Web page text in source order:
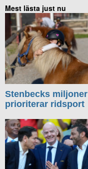
Mest lästa just nu
Stenbecks miljoner
prioriterar ridsport